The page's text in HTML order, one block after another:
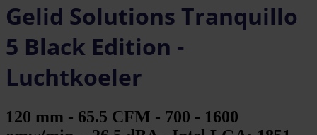
Gelid Solutions Tranquillo
5 Black Edition -
Luchtkoeler
120 mm - 65.5 CFM - 700 - 1600